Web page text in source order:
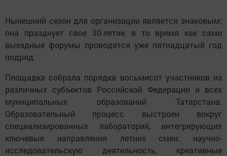
Нынешний сезон для организации является знаковым:
она празднует свое 30-летие, в то время как сами
выездные форумы проводятся уже пятнадцатый год
подряд.
Площадка собрала порядка восьмисот участников из
различных субъектов Российской Федерации и всех
муниципальных образований Татарстана.
Образовательный процесс выстроен вокруг
специализированных лабораторий, интегрирующих
ключевые направления летних смен: научно-
исследовательскую деятельность, креативные